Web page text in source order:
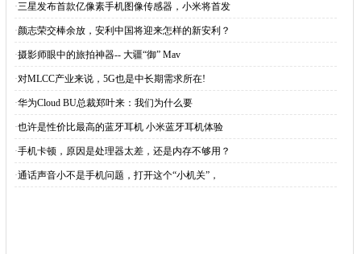
·三星发布首款亿像素手机图像传感器，小米将首发
·颜志荣交棒余放，安利中国将迎来怎样的新安利？
·摄影师眼中的旅拍神器-- 大疆“御” Mav
·对MLCC产业来说，5G也是中长期需求所在!
·华为Cloud BU总裁郑叶来：我们为什么要
·也许是性价比最高的蓝牙耳机 小米蓝牙耳机体验
·手机卡顿，原因是处理器太差，还是内存不够用？
·通话声音小不是手机问题，打开这个“小机关”，